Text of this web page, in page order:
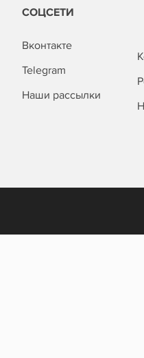
СОЦСЕТИ
Вконтакте
Telegram
Наши рассылки